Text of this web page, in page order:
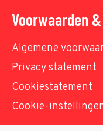
Voorwaarden
Algemene
Privacy statement
Cookiestatement
Cookie-